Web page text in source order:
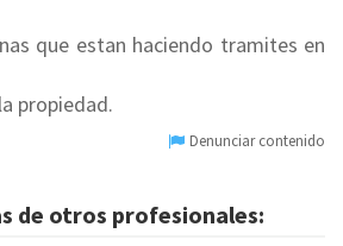
que estan haciendo tramites en
propiedad.
Denunciar contenido
de otros profesionales: